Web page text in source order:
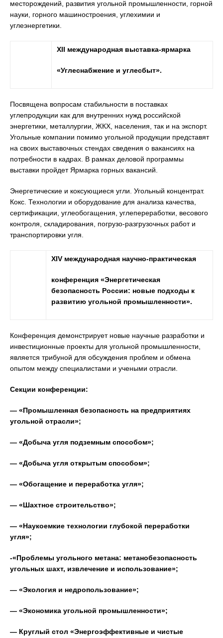
месторождений, развития угольной промышленности, горной
науки, горного машиностроения, углехимии и
углеэнергетики.
XII международная выставка-ярмарка
«Углеснабжение и углесбыт».
Посвящена вопросам стабильности в поставках
углепродукции как для внутренних нужд российской
энергетики, металлургии, ЖКХ, населения, так и на экспорт.
Угольные компании помимо угольной продукции представят
на своих выставочных стендах сведения о вакансиях на
потребности в кадрах. В рамках деловой программы
выставки пройдет Ярмарка горных вакансий.
Энергетические и коксующиеся угли. Угольный концентрат.
Кокс. Технологии и оборудование для анализа качества,
сертификации, углеобогащения, углепереработки, весового
контроля, складирования, погрузо-разгрузочных работ и
транспортировки угля.
XIV международная научно-практическая
конференция «Энергетическая
безопасность России: новые подходы к
развитию угольной промышленности».
Конференция демонстрирует новые научные разработки и
инвестиционные проекты для угольной промышленности,
является трибуной для обсуждения проблем и обмена
опытом между специалистами и учеными отрасли.
Секции конференции:
— «Промышленная безопасность на предприятиях
угольной отрасли»;
— «Добыча угля подземным способом»;
— «Добыча угля открытым способом»;
— «Обогащение и переработка угля»;
— «Шахтное строительство»;
— «Наукоемкие технологии глубокой переработки
угля»;
-«Проблемы угольного метана: метанобезопасность
угольных шахт, извлечение и использование»;
— «Экология и недропользование»;
— «Экономика угольной промышленности»;
— Круглый стол «Энергоэффективные и чистые